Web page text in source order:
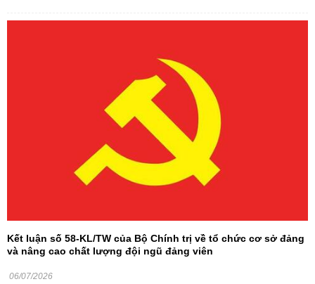
Kết luận số 58-KL/TW của Bộ Chính trị về tổ chức cơ sở đảng
và nâng cao chất lượng đội ngũ đảng viên
06/07/2026